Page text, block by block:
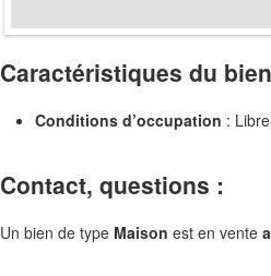
Caractéristiques du
Conditions d’occupation : Libre
Contact, questions :
Un bien de type Maison est en vente